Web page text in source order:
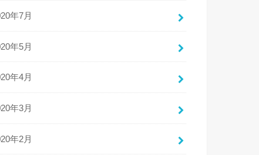
年7月
年5月
年4月
年3月
年2月